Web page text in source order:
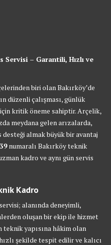
Servisi – Garantili, Hızlı ve
biri olan Bakırköy’de
düzenli çalışması, günlük
kritik öneme sahiptir. Arçelik,
meydana gelen arızalarda,
almak büyük bir avantaj
numaralı Bakırköy teknik
kadro ve aynı gün servis
Kadro
alanında deneyimli,
oluşan bir ekip ile hizmet
teknik yapısına hâkim olan
şekilde tespit edilir ve kalıcı